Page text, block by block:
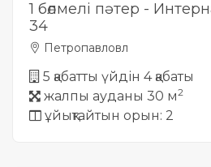
1 бөлмелі пәтер -
34
Петропавловл
5 қабатты үйдін 4 қабаты
жалпы ауданы 30 м2
ұйықтайтын орын: 2